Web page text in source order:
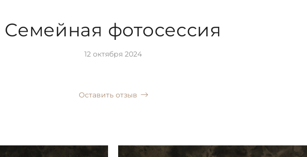
Семейная фотосессия
12 октября 2024
Оставить отзыв